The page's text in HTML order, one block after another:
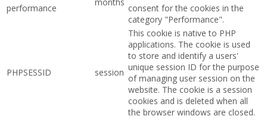
performance
consent for the cookies in the
category "Performance".
PHPSESSID session
This cookie is native to PHP
applications. The cookie is used
to store and identify a users'
unique session ID for the purpose
of managing user session on the
website. The cookie is a session
cookies and is deleted when all
the browser windows are closed.